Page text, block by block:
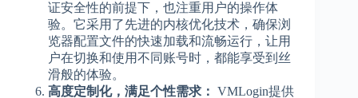
证安全性的前提下，也注重用户的操作体
验。它采用了先进的内核优化技术，确保浏
览器配置文件的快速加载和流畅运行，让用
户在切换和使用不同账号时，都能享受到丝
滑般的体验。
高度定制化，满足个性需求： VMLogin提供